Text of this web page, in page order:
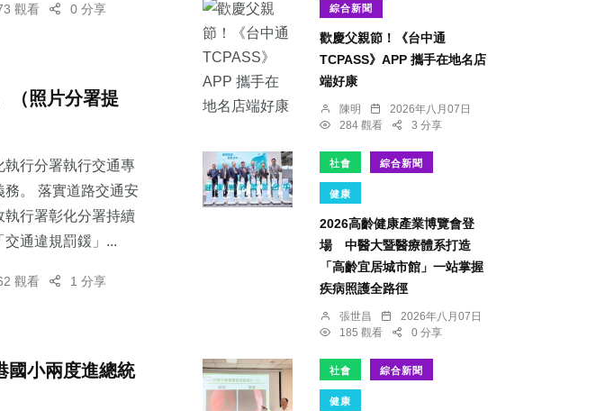
觀看 0 分享
（照片分署提
執行分署執行交通專
。 落實道路交通安
執行署彰化分署持續
通違規罰鍰」...
觀看 1 分享
國小兩度進總統
綜合新聞
歡慶父親節！《台中通
TCPASS》APP 攜手在地名店
端好康
陳明
2026年八月07日
284 觀看
3 分享
社會 綜合新聞
健康
2026高齡健康產業博覽會登
場 中醫大暨醫療體系打造
「高齡宜居城市館」一站掌握
疾病照護全路徑
張世昌
2026年八月07日
185 觀看
0 分享
社會 綜合新聞
健康